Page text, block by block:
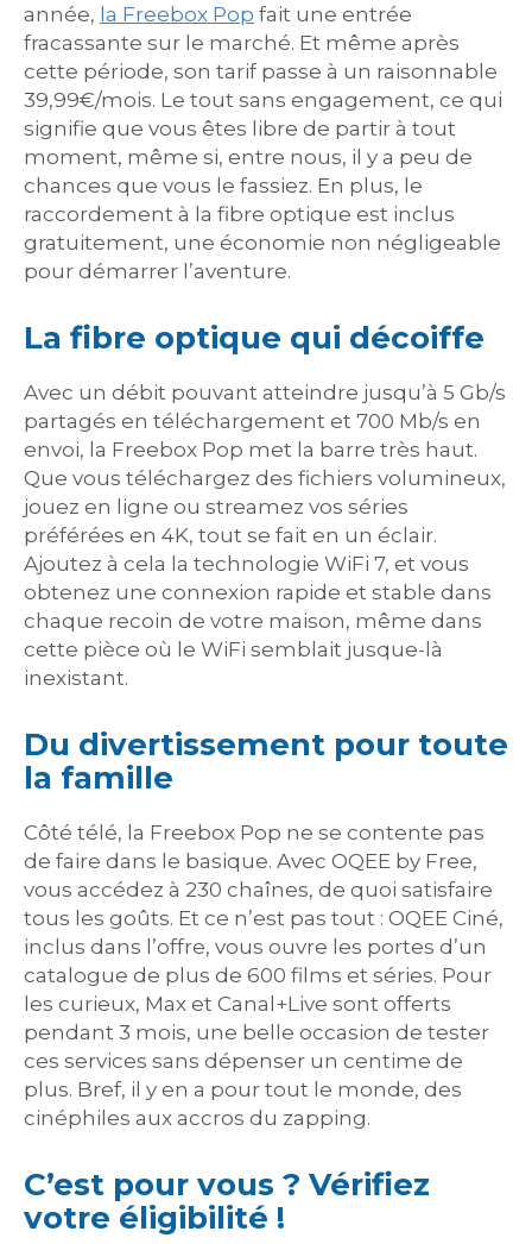
année, la Freebox Pop fait une entrée
fracassante sur le marché. Et même après
cette période, son tarif passe à un raisonnable
39,99€/mois. Le tout sans engagement, ce qui
signifie que vous êtes libre de partir à tout
moment, même si, entre nous, il y a peu de
chances que vous le fassiez. En plus, le
raccordement à la fibre optique est inclus
gratuitement, une économie non négligeable
pour démarrer l’aventure.
La fibre optique qui décoiffe
Avec un débit pouvant atteindre jusqu’à 5 Gb/s
partagés en téléchargement et 700 Mb/s en
envoi, la Freebox Pop met la barre très haut.
Que vous téléchargez des fichiers volumineux,
jouez en ligne ou streamez vos séries
préférées en 4K, tout se fait en un éclair.
Ajoutez à cela la technologie WiFi 7, et vous
obtenez une connexion rapide et stable dans
chaque recoin de votre maison, même dans
cette pièce où le WiFi semblait jusque-là
inexistant.
Du divertissement pour toute
la famille
Côté télé, la Freebox Pop ne se contente pas
de faire dans le basique. Avec OQEE by Free,
vous accédez à 230 chaînes, de quoi satisfaire
tous les goûts. Et ce n’est pas tout : OQEE Ciné,
inclus dans l’offre, vous ouvre les portes d’un
catalogue de plus de 600 films et séries. Pour
les curieux, Max et Canal+Live sont offerts
pendant 3 mois, une belle occasion de tester
ces services sans dépenser un centime de
plus. Bref, il y en a pour tout le monde, des
cinéphiles aux accros du zapping.
C’est pour vous ? Vérifiez
votre éligibilité !